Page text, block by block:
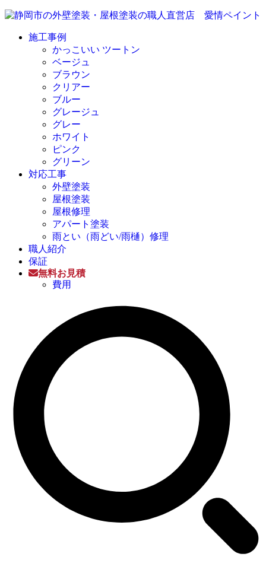
施工事例
かっこいい ツートン
ベージュ
ブラウン
クリアー
ブルー
グレージュ
グレー
ホワイト
ピンク
グリーン
対応工事
外壁塗装
屋根塗装
屋根修理
アパート塗装
雨とい（雨どい/雨樋）修理
職人紹介
保証
無料お見積
費用